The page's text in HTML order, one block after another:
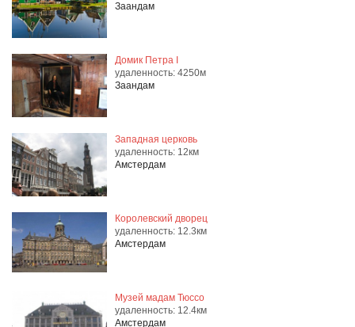
Заандам
Домик Петра I
удаленность: 4250м
Заандам
Западная церковь
удаленность: 12км
Амстердам
Королевский дворец
удаленность: 12.3км
Амстердам
Музей мадам Тюссо
удаленность: 12.4км
Амстердам